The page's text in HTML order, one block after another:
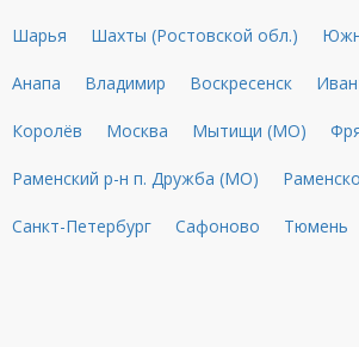
Шарья Шахты (Ростовской обл.)
Анапа Владимир Воскресенск
Королёв Москва Мытищи (МО)
Раменский р-н п. Дружба (МО)
Санкт-Петербург Сафоново Тюмень